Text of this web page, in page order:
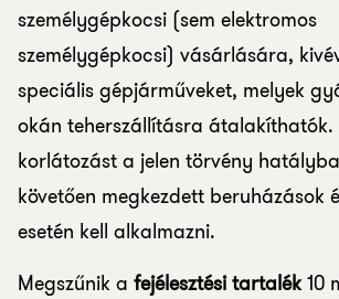
személygépkocsi (sem elektromos
személygépkocsi) vásárlására,
speciális gépjárműveket, melyek
okán teherszállításra átalakíthatók.
korlátozást a jelen törvény
követően megkezdett beruházások
esetén kell alkalmazni.
Megszűnik a fejélesztési tartalék10